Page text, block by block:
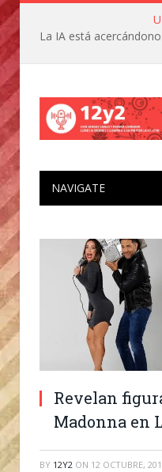
NAVIGATE
Revelan
Madonna en
BY 12Y2 ON 12 OCTUBRE,